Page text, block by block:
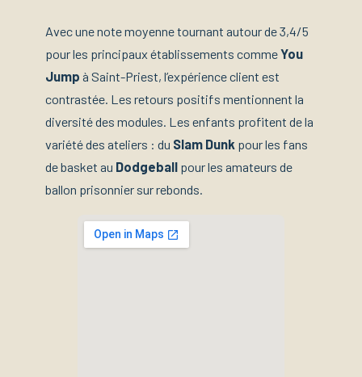
Avec une note moyenne tournant autour de 3,4/5
pour les principaux établissements commeYou
Jump à Saint-Priest, l’expérience client est
contrastée. Les retours positifs mentionnent la
diversité des modules. Les enfants profitent de la
variété des ateliers : du Slam Dunk pour les fans
de basket au Dodgeball pour les amateurs de
ballon prisonnier sur rebonds.